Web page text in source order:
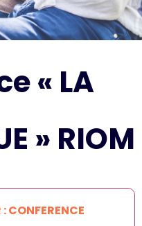
« LA
» RIOM
CONFERENCE